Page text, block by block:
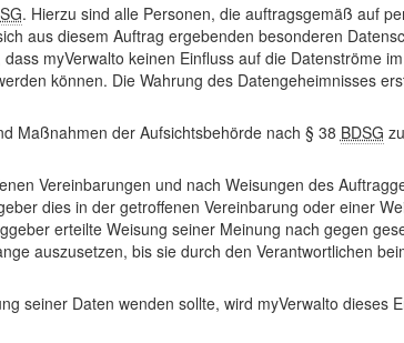
. Hierzu sind alle Personen, die auftragsgemäß auf
aus diesem Auftrag ergebenden besonderen
myVerwalto keinen Einfluss auf die Datenströme
können. Die Wahrung des Datengeheimnisses
Maßnahmen der Aufsichtsbehörde nach § 38 BDSG
Vereinbarungen und nach Weisungen des
dies in der getroffenen Vereinbarung oder einer
erteilte Weisung seiner Meinung nach gegen
auszusetzen, bis sie durch den Verantwortlichen
seiner Daten wenden sollte, wird myVerwalto dieses